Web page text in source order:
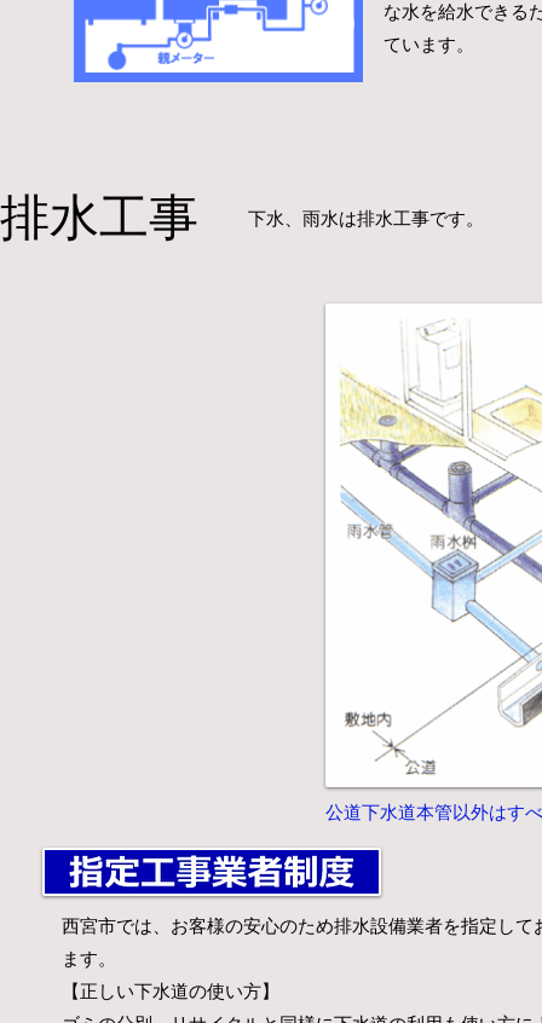
な水を給水できる
ています。
排水工事 下水、雨水は排水工事です。
公道下水道本管以外はす
西宮市では、お客様の安心のため排水設備業者を指定し
ます。
【正しい下水道の使い方】